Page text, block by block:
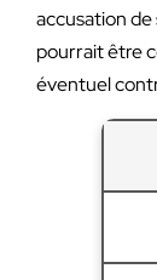
accusation
pourrait être
éventuel